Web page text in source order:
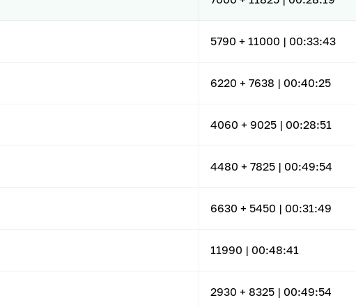
5790 + 11000 | 00:33:43
6220 + 7638 | 00:40:25
4060 + 9025 | 00:28:51
4480 + 7825 | 00:49:54
6630 + 5450 | 00:31:49
11990 | 00:48:41
2930 + 8325 | 00:49:54